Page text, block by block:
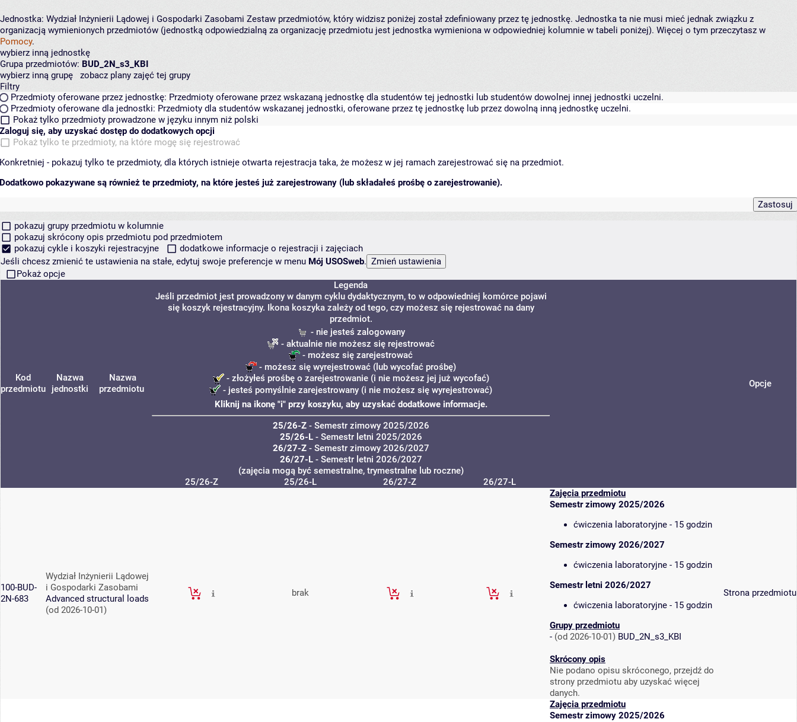
Jednostka: Wydział Inżynierii Lądowej i Gospodarki Zasobami Zestaw przedmiotów, który widzisz poniżej został zdefiniowany przez tę jednostkę. Jednostka ta nie musi mieć jednak związku z
organizacją wymienionych przedmiotów (jednostką odpowiedzialną za organizację przedmiotu jest jednostka wymieniona w odpowiedniej kolumnie w tabeli poniżej). Więcej o tym przeczytasz w
Pomocy.
wybierz inną jednostkę
Grupa przedmiotów: BUD_2N_s3_KBI
wybierz inną grupę
zobacz plany zajęć tej grupy
Filtry
Przedmioty oferowane przez jednostkę: Przedmioty oferowane przez wskazaną jednostkę dla studentów tej jednostki lub studentów dowolnej innej jednostki uczelni.
Przedmioty oferowane dla jednostki: Przedmioty dla studentów wskazanej jednostki, oferowane przez tę jednostkę lub przez dowolną inną jednostkę uczelni.
Pokaż tylko przedmioty prowadzone w języku innym niż polski
Zaloguj się, aby uzyskać dostęp do dodatkowych opcji
Pokaż tylko te przedmioty, na które mogę się rejestrować
Konkretniej - pokazuj tylko te przedmioty, dla których istnieje otwarta rejestracja taka, że możesz w jej ramach zarejestrować się na przedmiot.
Dodatkowo pokazywane są również te przedmioty, na które jesteś już zarejestrowany (lub składałeś prośbę o zarejestrowanie).
pokazuj grupy przedmiotu w kolumnie
pokazuj skrócony opis przedmiotu pod przedmiotem
pokazuj cykle i koszyki rejestracyjne
dodatkowe informacje o rejestracji i zajęciach
Jeśli chcesz zmienić te ustawienia na stałe, edytuj swoje preferencje w menu Mój USOSweb.
Pokaż opcje
Kod
przedmiotu
Nazwa
jednostki
Nazwa
przedmiotu
Legenda
Jeśli przedmiot jest prowadzony w danym cyklu dydaktycznym, to w odpowiedniej komórce pojawi
się koszyk rejestracyjny. Ikona koszyka zależy od tego, czy możesz się rejestrować na dany
przedmiot.
- nie jesteś zalogowany
- aktualnie nie możesz się rejestrować
- możesz się zarejestrować
- możesz się wyrejestrować (lub wycofać prośbę)
- złożyłeś prośbę o zarejestrowanie (i nie możesz jej już wycofać)
- jesteś pomyślnie zarejestrowany (i nie możesz się wyrejestrować)
Kliknij na ikonę "i" przy koszyku, aby uzyskać dodatkowe informacje.
25/26-Z- Semestr zimowy 2025/2026
25/26-L- Semestr letni 2025/2026
26/27-Z- Semestr zimowy 2026/2027
26/27-L- Semestr letni 2026/2027
(zajęcia mogą być semestralne, trymestralne lub roczne)
Opcje
25/26-Z 25/26-L 26/27-Z 26/27-L
100-BUD-
2N-683
Wydział Inżynierii Lądowej
i Gospodarki Zasobami
Advanced structural loads
(od 2026-10-01)
brak
Zajęcia przedmiotu
Semestr zimowy 2025/2026
ćwiczenia laboratoryjne - 15 godzin
Semestr zimowy 2026/2027
ćwiczenia laboratoryjne - 15 godzin
Semestr letni 2026/2027
ćwiczenia laboratoryjne - 15 godzin
Grupy przedmiotu
- (od 2026-10-01) BUD_2N_s3_KBI
Skrócony opis
Nie podano opisu skróconego, przejdź do
strony przedmiotu aby uzyskać więcej
danych.
Strona przedmiotu
Zajęcia przedmiotu
Semestr zimowy 2025/2026